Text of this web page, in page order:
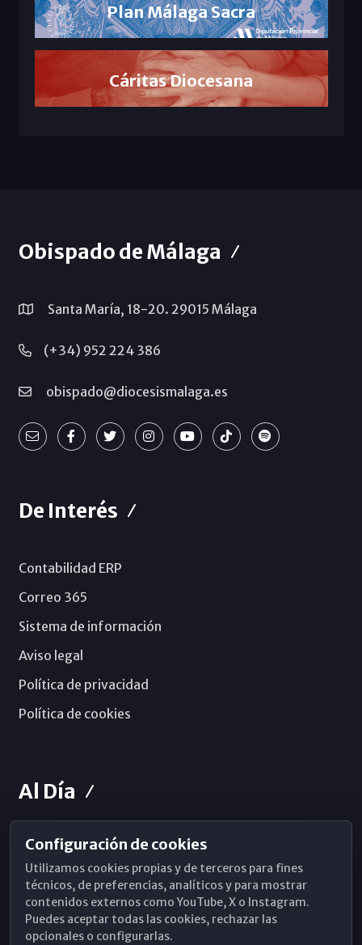
Plan Málaga Sacra
Cáritas Diocesana
Obispado de Málaga
Santa María, 18-20. 29015 Málaga
(+34) 952 224 386
obispado@diocesismalaga.es
De Interés
Contabilidad ERP
Correo 365
Sistema de información
Aviso legal
Política de privacidad
Política de cookies
Al Día
Horarios de Misa
Hemeroteca
WhatsApp
Configuración de cookies
Utilizamos cookies propias y de terceros para fines
técnicos, de preferencias, analíticos y para mostrar
contenidos externos como YouTube, X o Instagram.
Puedes aceptar todas las cookies, rechazar las
opcionales o configurarlas.